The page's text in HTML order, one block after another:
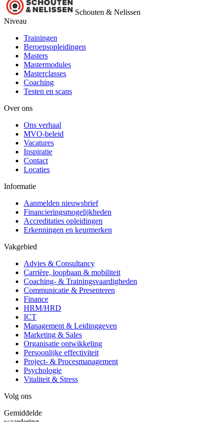
Schouten & Nelissen
Niveau
Trainingen
Beroepsopleidingen
Masters
Mastermodules
Masterclasses
Coaching
Testen en scans
Over ons
Ons verhaal
MVO-beleid
Vacatures
Inspiratie
Contact
Locaties
Informatie
Aanmelden nieuwsbrief
Financieringsmogelijkheden
Accreditaties opleidingen
Erkenningen en keurmerken
Vakgebied
Advies & Consultancy
Carrière, loopbaan & mobiliteit
Coaching- & Trainingsvaardigheden
Communicatie & Presenteren
Finance
HRM/HRD
ICT
Management & Leidinggeven
Marketing & Sales
Organisatie ontwikkeling
Persoonlijke effectiviteit
Project- & Procesmanagement
Psychologie
Vitaliteit & Stress
Volg ons
Gemiddelde